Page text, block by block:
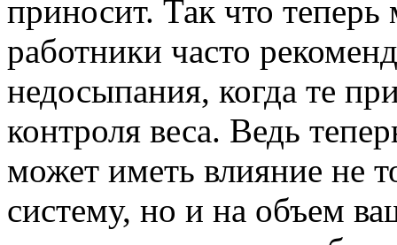
приносит. Так что
работники часто
недосыпания, когда те
контроля веса. Ведь
может иметь влияние не
систему, но и на объем